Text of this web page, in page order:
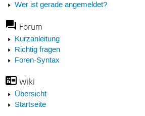
Wer ist gerade angemeldet?
Forum
Kurzanleitung
Richtig fragen
Foren-Syntax
Wiki
Übersicht
Startseite